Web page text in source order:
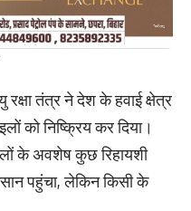
तंत्र ने देश के हवाई क्षेत्र
को निष्क्रिय कर दिया।
के अवशेष कुछ रिहायशी
पहुंचा, लेकिन किसी के